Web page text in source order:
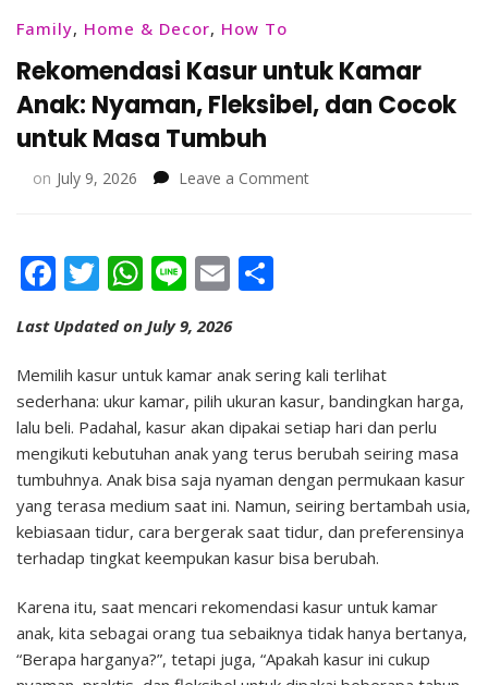
Family, Home & Decor, How To
Rekomendasi Kasur untuk Kamar
Anak: Nyaman, Fleksibel, dan Cocok
untuk Masa Tumbuh
on July 9, 2026 Leave a Commenton
Cocok
untuk
Masa
Tumbuh
Facebook
Twitter
WhatsApp
LineEmail
Last Updated on July 9, 2026
Memilih kasur untuk kamar anak sering kali terlihat
sederhana: ukur kamar, pilih ukuran kasur, bandingkan harga,
lalu beli. Padahal, kasur akan dipakai setiap hari dan perlu
mengikuti kebutuhan anak yang terus berubah seiring masa
tumbuhnya. Anak bisa saja nyaman dengan permukaan kasur
yang terasa medium saat ini. Namun, seiring bertambah usia,
kebiasaan tidur, cara bergerak saat tidur, dan preferensinya
terhadap tingkat keempukan kasur bisa berubah.
Karena itu, saat mencari rekomendasi kasur untuk kamar
anak, kita sebagai orang tua sebaiknya tidak hanya bertanya,
“Berapa harganya?”, tetapi juga, “Apakah kasur ini cukup